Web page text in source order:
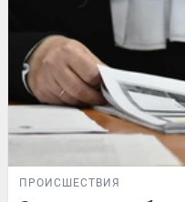
ПРОИСШЕСТВИЯ